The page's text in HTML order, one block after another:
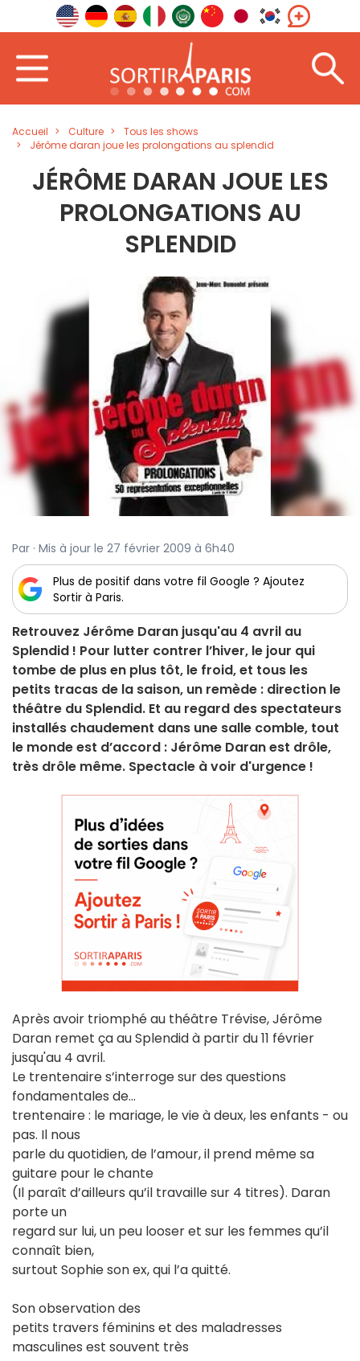
Accueil Culture
Tous les shows
Jérôme daran joue les prolongations au splendid
JÉRÔME DARAN JOUE LES
PROLONGATIONS AU
SPLENDID
Par · Mis à jour le 27 février 2009 à 6h40
Plus de positif dans votre fil Google ? Ajoutez
Sortir à Paris.
Retrouvez Jérôme Daran jusqu'au 4 avril au
Splendid ! Pour lutter contrer l’hiver, le jour qui
tombe de plus en plus tôt, le froid, et tous les
petits tracas de la saison, un remède : direction le
théâtre du Splendid. Et au regard des spectateurs
installés chaudement dans une salle comble, tout
le monde est d’accord : Jérôme Daran est drôle,
très drôle même. Spectacle à voir d'urgence !
Après avoir triomphé au théâtre Trévise, Jérôme
Daran remet ça au Splendid à partir du 11 février
jusqu'au 4 avril.
Le trentenaire s’interroge sur des questions
fondamentales de…
trentenaire : le mariage, le vie à deux, les enfants - ou
pas. Il nous
parle du quotidien, de l’amour, il prend même sa
guitare pour le chante
(Il paraît d’ailleurs qu’il travaille sur 4 titres). Daran
porte un
regard sur lui, un peu looser et sur les femmes qu’il
connaît bien,
surtout Sophie son ex, qui l’a quitté.
Son observation des
petits travers féminins et des maladresses
masculines est souvent très